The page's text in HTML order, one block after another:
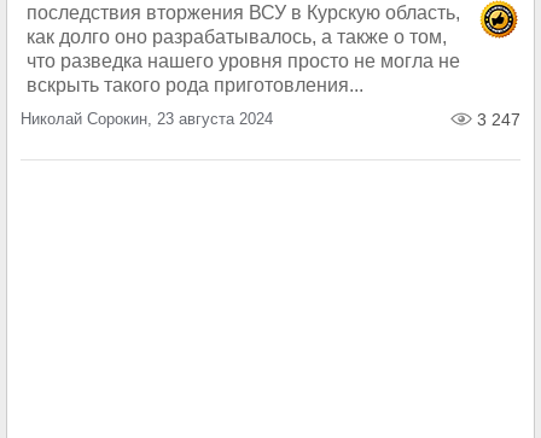
последствия вторжения ВСУ в Курскую область,
как долго оно разрабатывалось, а также о том,
что разведка нашего уровня просто не могла не
вскрыть такого рода приготовления...
Николай Сорокин, 23 августа 2024 3 247